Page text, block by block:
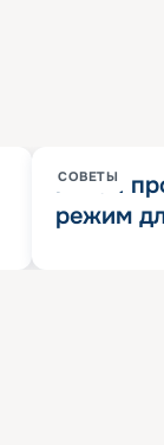
СОВЕТЫ
Китай
режим